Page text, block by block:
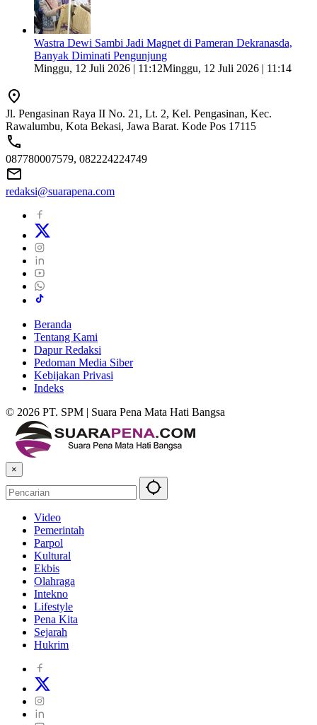
Wastra Dewi Sambi Jadi Magnet di Pameran Dekranasda,
Banyak Diminati Pengunjung
Minggu, 12 Juli 2026 | 11:12Minggu, 12 Juli 2026 | 11:14
Jl. Pengasinan Raya II No. 21, Lt. 2, Kel. Pengasinan, Kec.
Rawalumbu, Kota Bekasi, Jawa Barat. Kode Pos 17115
087780007579, 082224224749
redaksi@suarapena.com
Beranda
Tentang Kami
Dapur Redaksi
Pedoman Media Siber
Kebijakan Privasi
Indeks
© 2026 PT. SPM | Suara Pena Mata Hati Bangsa
×
Video
Pemerintah
Parpol
Kultural
Ekbis
Olahraga
Intekno
Lifestyle
Pena Kita
Sejarah
Hukrim